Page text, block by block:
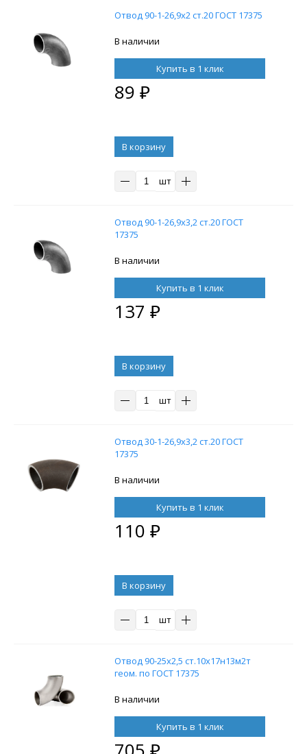
Отвод 90-1-26,9х2 ст.20 ГОСТ 17375
В наличии
Купить в 1 клик
89 ₽
В корзину
шт
Отвод 90-1-26,9х3,2 ст.20 ГОСТ
17375
В наличии
Купить в 1 клик
137 ₽
В корзину
шт
Отвод 30-1-26,9х3,2 ст.20 ГОСТ
17375
В наличии
Купить в 1 клик
110 ₽
В корзину
шт
Отвод 90-25х2,5 ст.10х17н13м2т
геом. по ГОСТ 17375
В наличии
Купить в 1 клик